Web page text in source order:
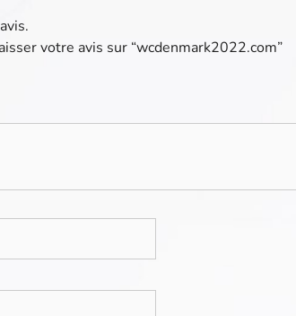
votre avis sur “wcdenmark2022.com”